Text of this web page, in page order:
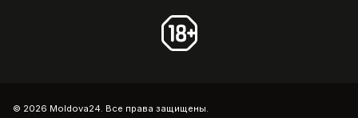
© 2026 Moldova24. Все права защищены.